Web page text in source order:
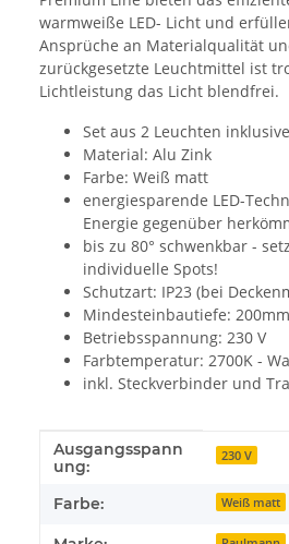
warmweiße LED- Licht und
Ansprüche an Materialqualität
zurückgesetzte Leuchtmittel ist
Lichtleistung das Licht blendfrei.
Set aus 2 Leuchten
Material: Alu Zink
Farbe: Weiß matt
energiesparende LED-
Energie gegenüber
bis zu 80° schwenkbar -
individuelle Spots!
Schutzart: IP23 (bei
Mindesteinbautiefe: 200mm
Betriebsspannung: 230 V
Farbtemperatur: 2700K -
inkl. Steckverbinder und
Produkteigenschaft
Wert
Ausgangsspann
ung:
230 V
Farbe: Weiß matt